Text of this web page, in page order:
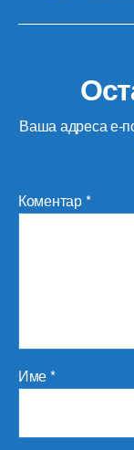
Ваша адреса е-
Коментар*
Име*